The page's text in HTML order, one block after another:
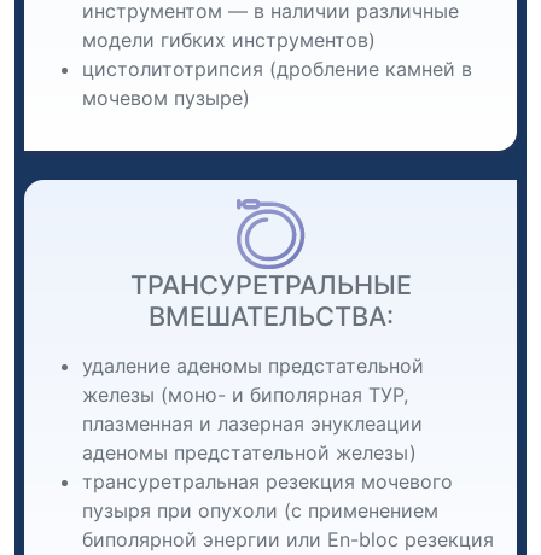
инструментом — в наличии различные
модели гибких инструментов)
цистолитотрипсия (дробление камней в
мочевом пузыре)
ТРАНСУРЕТРАЛЬНЫЕ
ВМЕШАТЕЛЬСТВА:
удаление аденомы предстательной
железы (моно- и биполярная ТУР,
плазменная и лазерная энуклеации
аденомы предстательной железы)
трансуретральная резекция мочевого
пузыря при опухоли (с применением
биполярной энергии или En-bloc резекция